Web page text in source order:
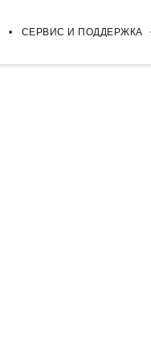
СЕРВИС И ПОДДЕРЖКА